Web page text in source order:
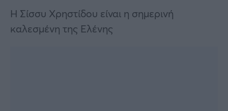
H Σίσσυ Χρηστίδου είναι η σημερινή
καλεσμένη της Ελένης